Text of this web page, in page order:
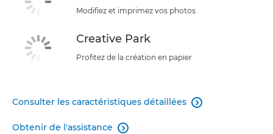
Modifiez et imprimez vos photos
Creative Park
Profitez de la création en papier
Consulter les caractéristiques détaillées 
Obtenir de l'assistance 